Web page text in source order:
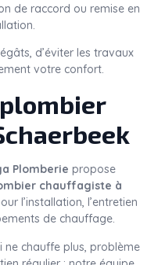
de raccord ou remise en
d’éviter les travaux
votre confort.
Plomberie propose
chauffagiste à
l’installation, l’entretien
de chauffage.
ne chauffe plus, problème